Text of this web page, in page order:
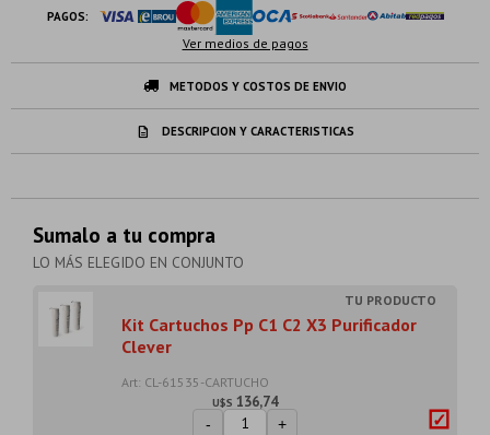
PAGOS:
Ver medios de pagos
METODOS Y COSTOS DE ENVIO
DESCRIPCION Y CARACTERISTICAS
Sumalo a tu compra
LO MÁS ELEGIDO EN CONJUNTO
Kit Cartuchos Pp C1 C2 X3 Purificador
Clever
Art: CL-61535-CARTUCHO
U$S 136,74
- +